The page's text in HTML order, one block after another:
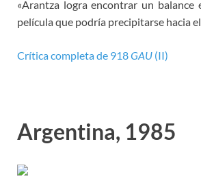
«Arantza logra encontrar un balance
película que podría precipitarse hacia
Crítica completa de 918GAU (II)
Argentina, 1985